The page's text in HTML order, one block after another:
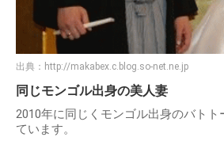
出典： http://makabex.c.blog.so-net.ne.jp
同じモンゴル出身の美人妻
2010年に同じくモンゴル出身のバト
ています。